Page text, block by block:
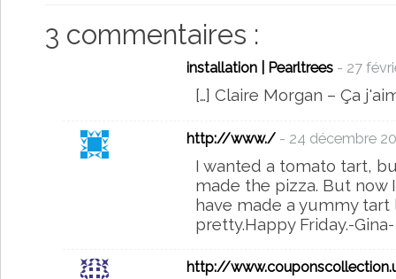
3 commentaires :
installation | Pearltrees - 27
[…] Claire Morgan – Ça
http://www./ - 24 décembre
I wanted a tomato tart,
made the pizza. But now
have made a yummy tart
pretty.Happy Friday.-Gina-
http://